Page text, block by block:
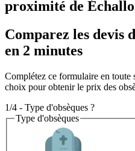
proximité de
Comparez les devis
en 2 minutes
Complétez ce formulaire en
choix pour obtenir le prix des
1/4 - Type d'obsèques ?
Type d'obsèques